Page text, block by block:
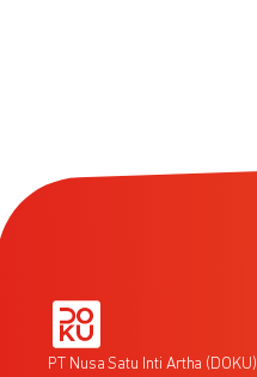
PT Nusa Satu Inti Artha (DOKU)